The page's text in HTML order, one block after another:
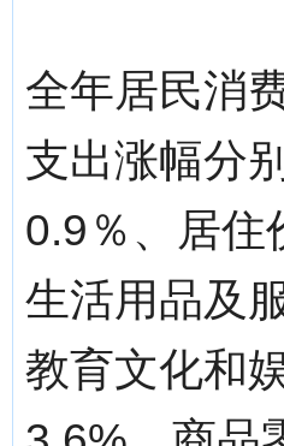
全年居民消
支出涨幅分
0.9％、居住
生活用品及
教育文化和